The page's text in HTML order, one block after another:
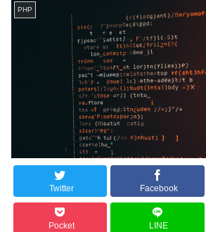
PHP
Twitter Facebook
Pocket LINE